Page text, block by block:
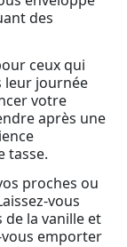
des
ceux qui
leur journée
votre
après une
tasse.
proches ou
vous
la vanille et
vous emporter